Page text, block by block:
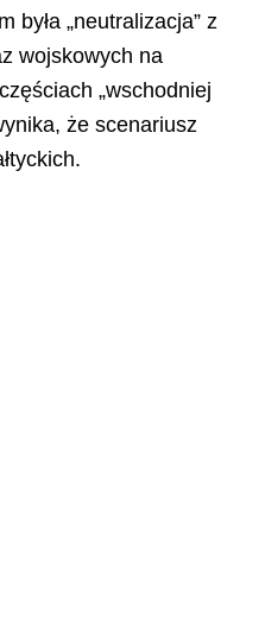
była „neutralizacja” z
wojskowych na
„wschodniej
że scenariusz